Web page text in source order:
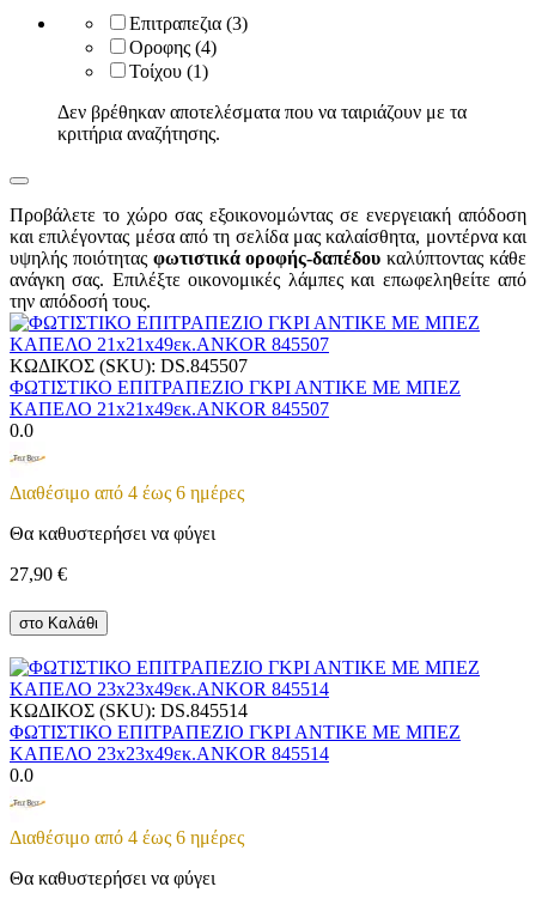
Επιτραπεζια (3)
Οροφης (4)
Τοίχου (1)
Δεν βρέθηκαν αποτελέσματα που να ταιριάζουν με τα
κριτήρια αναζήτησης.
Προβάλετε το χώρο σας εξοικονομώντας σε ενεργειακή απόδοση
και επιλέγοντας μέσα από τη σελίδα μας καλαίσθητα, μοντέρνα και
υψηλής ποιότητας φωτιστικά οροφής-δαπέδουκαλύπτοντας κάθε
ανάγκη σας. Επιλέξτε οικονομικές λάμπες και επωφεληθείτε από
την απόδοσή τους.
ΚΩΔΙΚΟΣ (SKU): DS.845507
ΦΩΤΙΣΤΙΚΟ ΕΠΙΤΡΑΠΕΖΙΟ ΓΚΡΙ ΑΝΤΙΚΕ ΜΕ ΜΠΕΖ
ΚΑΠΕΛΟ 21x21x49εκ.ANKOR 845507
0.0
Διαθέσιμο από 4 έως 6 ημέρες
Θα καθυστερήσει να φύγει
27,90 €
στο Καλάθι
ΚΩΔΙΚΟΣ (SKU): DS.845514
ΦΩΤΙΣΤΙΚΟ ΕΠΙΤΡΑΠΕΖΙΟ ΓΚΡΙ ΑΝΤΙΚΕ ΜΕ ΜΠΕΖ
ΚΑΠΕΛΟ 23x23x49εκ.ANKOR 845514
0.0
Διαθέσιμο από 4 έως 6 ημέρες
Θα καθυστερήσει να φύγει